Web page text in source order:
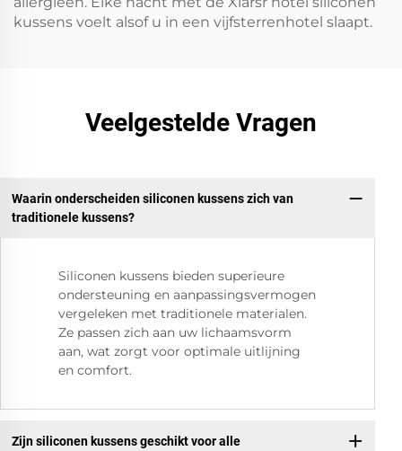
kussens voelt alsof u in een vijfsterrenhotel slaapt.
Veelgestelde Vragen
Waarin onderscheiden siliconen kussens zich van
traditionele kussens?
Siliconen kussens bieden superieure
ondersteuning en aanpassingsvermogen
vergeleken met traditionele materialen.
Ze passen zich aan uw lichaamsvorm
aan, wat zorgt voor optimale uitlijning
en comfort.
Zijn siliconen kussens geschikt voor alle